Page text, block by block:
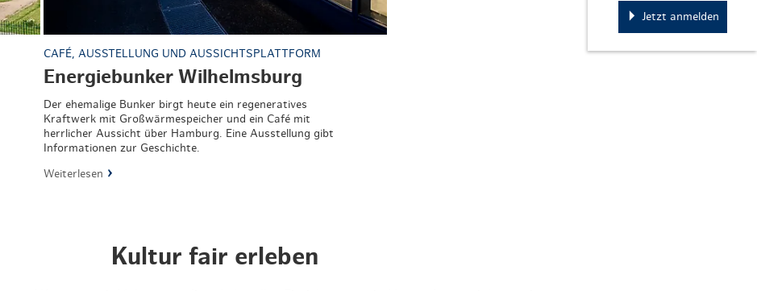
Jetzt anmelden
CAFÉ, AUSSTELLUNG UND AUSSICHTSPLATTFORM
Energiebunker Wilhelmsburg
Der ehemalige Bunker birgt heute ein regeneratives
Kraftwerk mit Großwärmespeicher und ein Café mit
herrlicher Aussicht über Hamburg. Eine Ausstellung gibt
Informationen zur Geschichte.
Weiterlesen
Kultur fair erleben